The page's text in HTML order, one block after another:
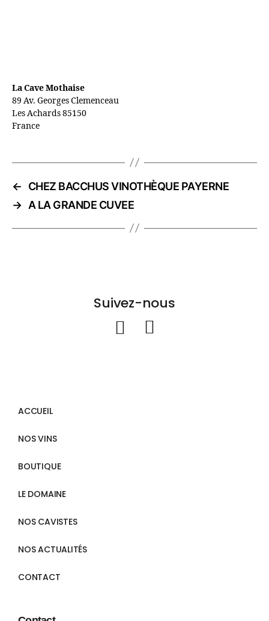
La Cave Mothaise
89 Av. Georges Clemenceau
Les Achards85150
France
←
CHEZ BACCHUS VINOTHÈQUE PAYERNE
→ A LA GRANDE CUVEE
Suivez-nous
ACCUEIL
NOS VINS
BOUTIQUE
LE DOMAINE
NOS CAVISTES
NOS ACTUALITÉS
CONTACT